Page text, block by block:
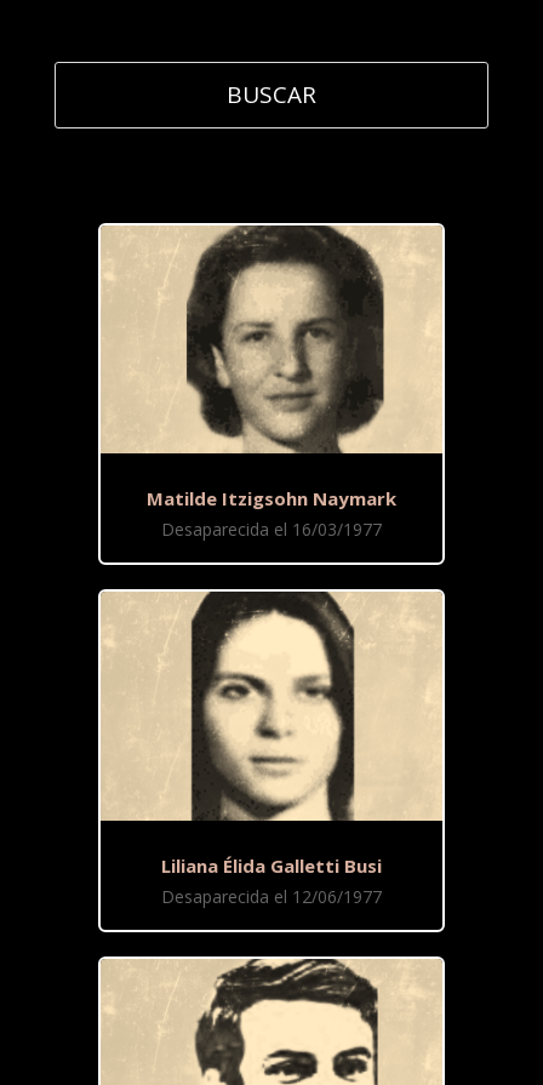
Matilde Itzigsohn Naymark
Desaparecida el 16/03/1977
Liliana Élida Galletti Busi
Desaparecida el 12/06/1977